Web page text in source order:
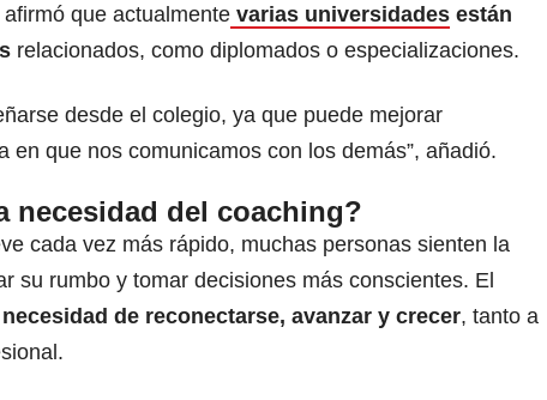
que actualmente varias universidades están
relacionados, como diplomados o especializaciones.
desde el colegio, ya que puede mejorar
en que nos comunicamos con los demás”, añadió.
necesidad del coaching?
cada vez más rápido, muchas personas sienten la
su rumbo y tomar decisiones más conscientes. El
de reconectarse, avanzar y crecer, tanto a